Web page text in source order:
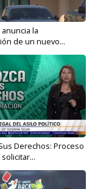
la
de un nuevo...
Derechos: Proceso